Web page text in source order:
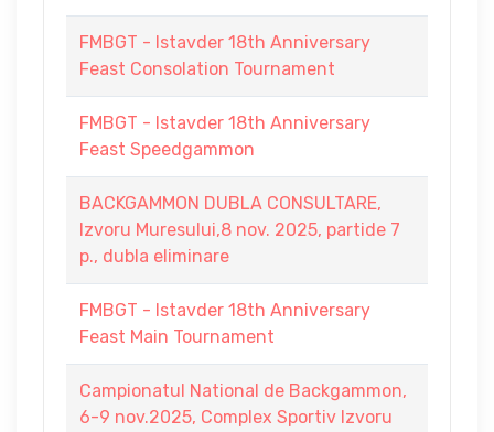
FMBGT - Istavder 18th Anniversary
Feast Consolation Tournament
FMBGT - Istavder 18th Anniversary
Feast Speedgammon
BACKGAMMON DUBLA CONSULTARE,
Izvoru Muresului,8 nov. 2025, partide 7
p., dubla eliminare
FMBGT - Istavder 18th Anniversary
Feast Main Tournament
Campionatul National de Backgammon,
6-9 nov.2025, Complex Sportiv Izvoru